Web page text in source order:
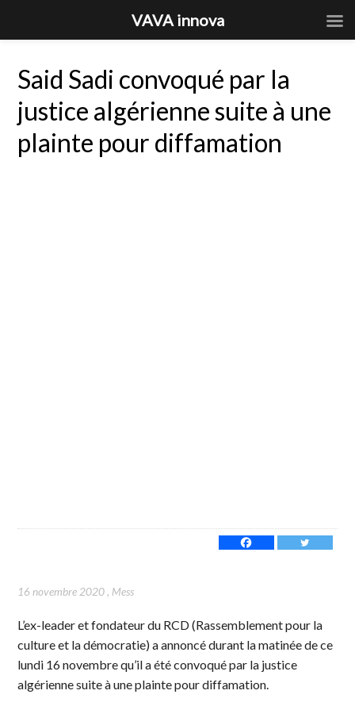
Said Sadi convoqué par la
justice algérienne suite à une
plainte pour diffamation
16 novembre 2020, Mess
L’ex-leader et fondateur du RCD (Rassemblement pour la
culture et la démocratie) a annoncé durant la matinée de ce
lundi 16 novembre qu’il a été convoqué par la justice
algérienne suite à une plainte pour diffamation.
VAVA innova